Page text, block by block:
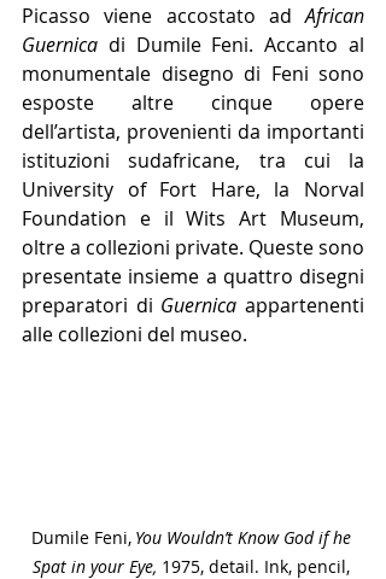
Picasso viene accostato ad African
Guernica di Dumile Feni. Accanto al
monumentale disegno di Feni sono
esposte altre cinque opere
dell’artista, provenienti da importanti
istituzioni sudafricane, tra cui la
University of Fort Hare, la Norval
Foundation e il Wits Art Museum,
oltre a collezioni private. Queste sono
presentate insieme a quattro disegni
preparatori di Guernica appartenenti
alle collezioni del museo.
Dumile Feni, You Wouldn’t Know God if he
Spat in your Eye, 1975, detail. Ink, pencil,